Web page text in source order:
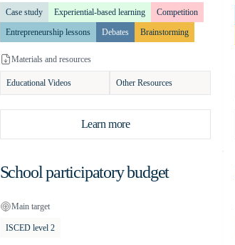
Case study Experiential-based learning
Competition
Entrepreneurship lessons
Debates Brainstorming
Materials and resources
Educational Videos Other Resources
Learn more
School participatory budget
Main target
ISCED level 2